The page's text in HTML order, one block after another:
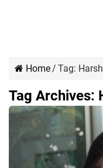
Home/ Tag:
Tag Archives: